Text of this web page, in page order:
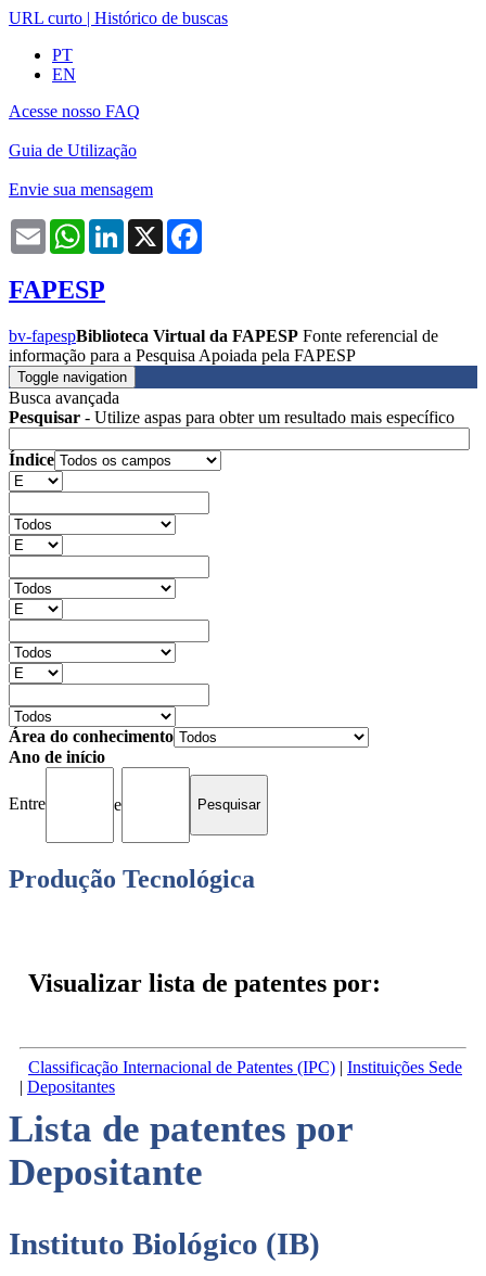
URL curto | Histórico de buscas
PT
EN
Acesse nosso FAQ
Guia de Utilização
Envie sua mensagem
Email WhatsAppLinkedIn
X
FAPESP
bv-fapespBiblioteca Virtual da FAPESP Fonte referencial de
informação para a Pesquisa Apoiada pela FAPESP
Toggle navigation
Busca avançada
Pesquisar - Utilize aspas para obter um resultado mais específico
Índice
Área do conhecimento
Ano de início
Entre e
Produção Tecnológica
Visualizar lista de patentes por:
Classificação Internacional de Patentes (IPC) | Instituições Sede
| Depositantes
Lista de patentes por
Depositante
Instituto Biológico (IB)